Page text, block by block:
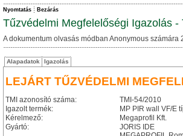
Nyomtatás Bezárás
Tűzvédelmi Megfelelőségi Igazolás -
A dokumentum olvasás módban Anonymous számára
Alapadatok Igazolás
LEJÁRT TŰZVÉDELMI
TMI azonosító száma:
TMI-54/2010
Igazolt termék:
MP PIR wall VF/E
Kérelmező:
Megaprofil Kft.
Gyártó:
JORIS IDE